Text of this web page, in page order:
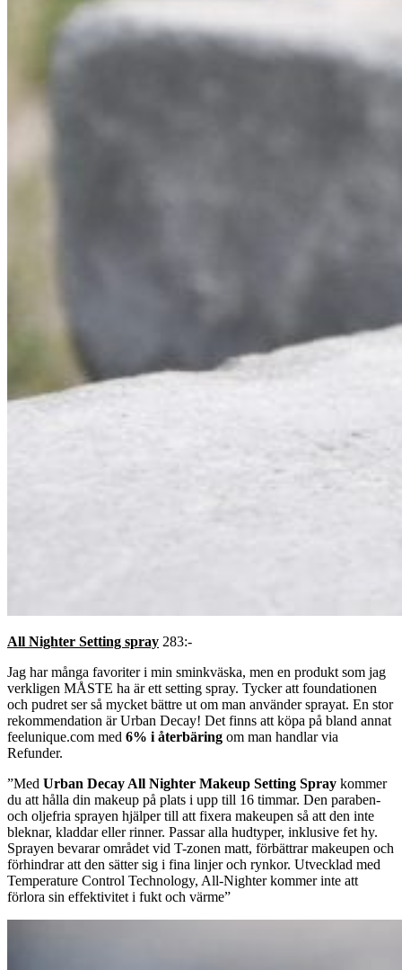
All Nighter Setting spray 283:-
Jag har många favoriter i min sminkväska, men en produkt som jag
verkligen MÅSTE ha är ett setting spray. Tycker att foundationen
och pudret ser så mycket bättre ut om man använder sprayat. En stor
rekommendation är Urban Decay! Det finns att köpa på bland annat
feelunique.com med 6% i återbäring om man handlar via
Refunder.
”Med Urban Decay All Nighter Makeup Setting Spray kommer
du att hålla din makeup på plats i upp till 16 timmar. Den paraben-
och oljefria sprayen hjälper till att fixera makeupen så att den inte
bleknar, kladdar eller rinner. Passar alla hudtyper, inklusive fet hy.
Sprayen bevarar området vid T-zonen matt, förbättrar makeupen och
förhindrar att den sätter sig i fina linjer och rynkor. Utvecklad med
Temperature Control Technology, All-Nighter kommer inte att
förlora sin effektivitet i fukt och värme”